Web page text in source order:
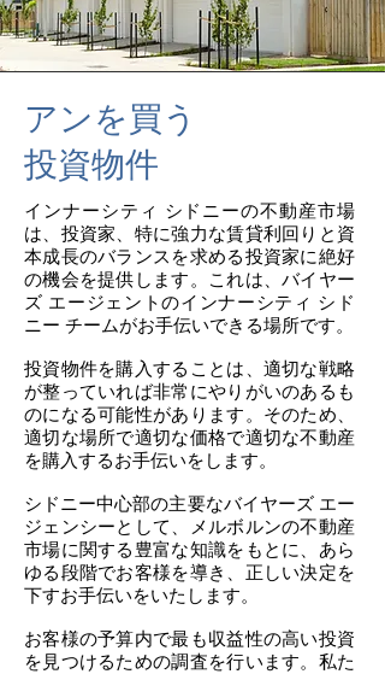
アンを買う
投資物件
インナーシティ シドニーの不動産市場
は、投資家、特に強力な賃貸利回りと資
本成長のバランスを求める投資家に絶好
の機会を提供します。これは、バイヤー
ズ エージェントのインナーシティ シド
ニー チームがお手伝いできる場所です。
投資物件を購入することは、適切な戦略
が整っていれば非常にやりがいのあるも
のになる可能性があります。そのため、
適切な場所で適切な価格で適切な不動産
を購入するお手伝いをします。
シドニー中心部の主要なバイヤーズ エー
ジェンシーとして、メルボルンの不動産
市場に関する豊富な知識をもとに、あら
ゆる段階でお客様を導き、正しい決定を
下すお手伝いをいたします。
お客様の予算内で最も収益性の高い投資
を見つけるための調査を行います。私た